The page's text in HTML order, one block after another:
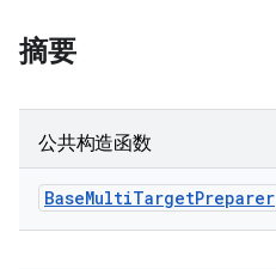
摘要
公共构造函数
BaseMultiTargetPreparer